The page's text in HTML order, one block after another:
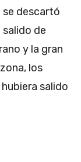
se descartó
salido de
y la gran
los
salido